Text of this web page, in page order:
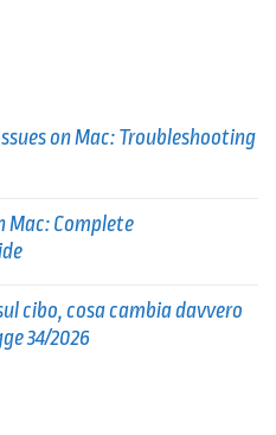
on Mac: Troubleshooting
Mac: Complete
cibo, cosa cambia davvero
34/2026